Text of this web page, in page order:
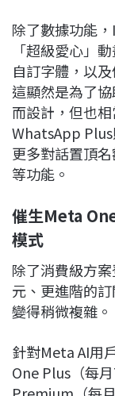
除了數據功能
「超級愛心」
自訂字體，以
這顯然是為了
而設計，但也
WhatsApp
更多對話置頂
等功能。
催生Meta
模式
除了消費級方
元、更進階的
變得稍微複雜。
針對Meta AI用
One Plus（每